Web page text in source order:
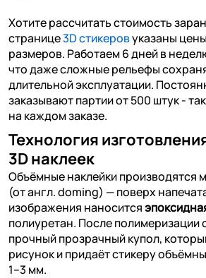
Хотите рассчитать стоимость
странице3D стикеровуказаны
размеров. Работаем 6 дней в
что даже сложные рельефы
длительной эксплуатации.
заказывают партии от 500 штук -
на каждом заказе.
Технология
3D наклеек
Объёмные наклейки производятся
(от англ. doming) — поверх
изображения наносится
полиуретан. После полимеризации
прочный прозрачный купол,
рисунок и придаёт стикеру
1–3 мм.